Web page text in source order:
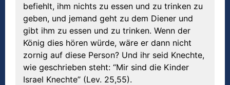
befiehlt, ihm nichts zu essen und zu trinken zu
geben, und jemand geht zu dem Diener und
gibt ihm zu essen und zu trinken. Wenn der
König dies hören würde, wäre er dann nicht
zornig auf diese Person? Und ihr seid Knechte,
wie geschrieben steht: “Mir sind die Kinder
Israel Knechte” (Lev. 25,55).